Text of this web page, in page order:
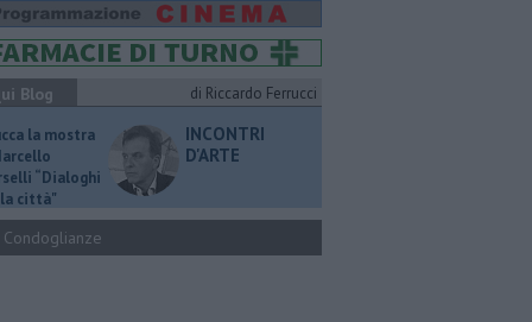
Blog di Riccardo Ferrucci
la mostra
“Dialoghi
città"
INCONTRI
D'ARTE
Condoglianze